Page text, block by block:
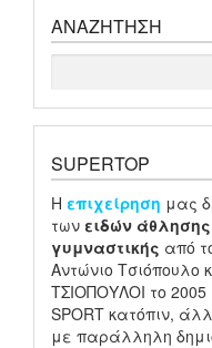
ΑΝΑΖΉΤΗΣΗ
SUPERTOP
H επιχείρηση μας
των ειδών άθλησης
γυμναστικής από
Αντώνιο Τσιόπουλο
ΤΣΙΟΠΟΥΛΟΙ το 2005
SPORT κατόπιν,
με παράλληλη